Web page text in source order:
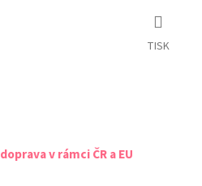
TISK
doprava v rámci ČR a EU